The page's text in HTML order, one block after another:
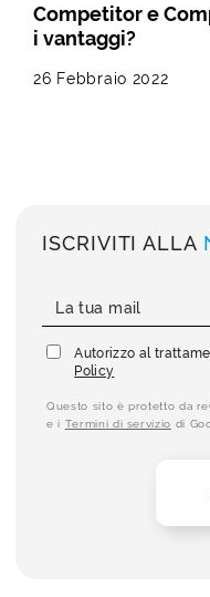
Competitor e
i vantaggi?
26 Febbraio 2022
ISCRIVITI ALLA
Autorizzo al
Policy
Questo sito è protetto da
e i Termini di servizio di